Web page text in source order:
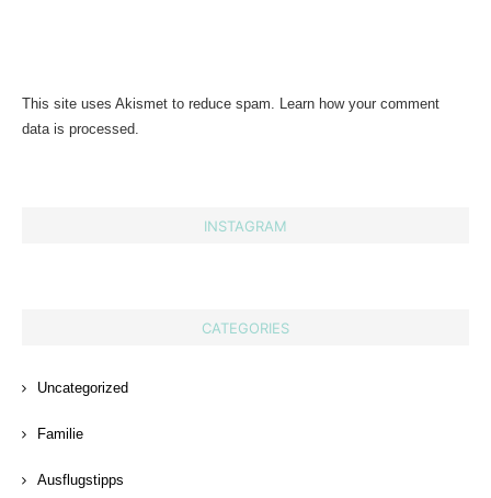
This site uses Akismet to reduce spam. Learn how your comment
data is processed.
INSTAGRAM
CATEGORIES
Uncategorized
Familie
Ausflugstipps